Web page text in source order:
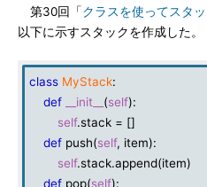
第30回「クラスを使ってスタ
以下に示すスタックを作成した。
class MyStack:
def
__init__ (self):
self.stack = []
def push(self, item):
self.stack.append(item)
def pop(self):